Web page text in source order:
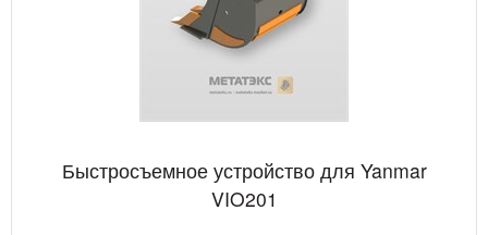
Быстросъемное устройство для Yanmar
VIO201